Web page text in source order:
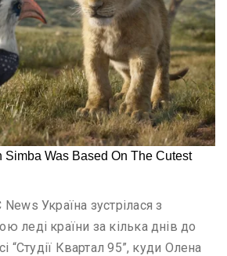
Україна зустрілася з
леді країни за кілька днів до
“Студії Квартал 95”, куди Олена